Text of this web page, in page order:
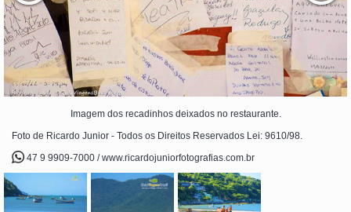
Imagem dos recadinhos deixados no restaurante.
Foto de Ricardo Junior - Todos os Direitos Reservados Lei: 9610/98.
47 9 9909-7000 / www.ricardojuniorfotografias.com.br